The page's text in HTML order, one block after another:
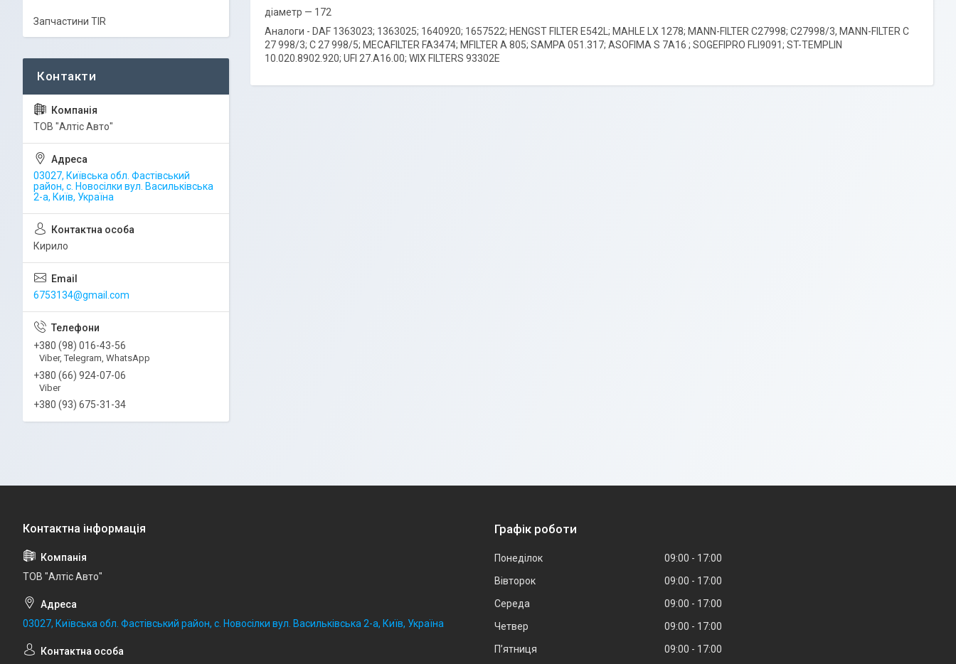
діаметр — 172
Аналоги - DAF 1363023; 1363025; 1640920; 1657522; HENGST FILTER E542L; MAHLE LX 1278; MANN-FILTER C27998; C27998/3, MANN-FILTER C
27 998/3; C 27 998/5; MECAFILTER FA3474; MFILTER A 805; SAMPA 051.317; ASOFIMA S 7A16 ; SOGEFIPRO FLI9091; ST-TEMPLIN
10.020.8902.920; UFI 27.A16.00; WIX FILTERS 93302E
Запчастини TIR
ТОВ "Алтіс Авто"
03027, Київська обл. Фастівський
район, с. Новосілки вул. Васильківська
2-а, Київ, Україна
Кирило
6753134@gmail.com
+380 (98) 016-43-56
Viber, Telegram, WhatsApp
+380 (66) 924-07-06
Viber
+380 (93) 675-31-34
ТОВ "Алтіс Авто"
03027, Київська обл. Фастівський район, с. Новосілки вул. Васильківська 2-а, Київ, Україна
Графік роботи
Понеділок 09:00
17:00
Вівторок
09:00
17:00
Середа
09:00
17:00
Четвер
09:00
17:00
Пʼятниця
09:00 17:00